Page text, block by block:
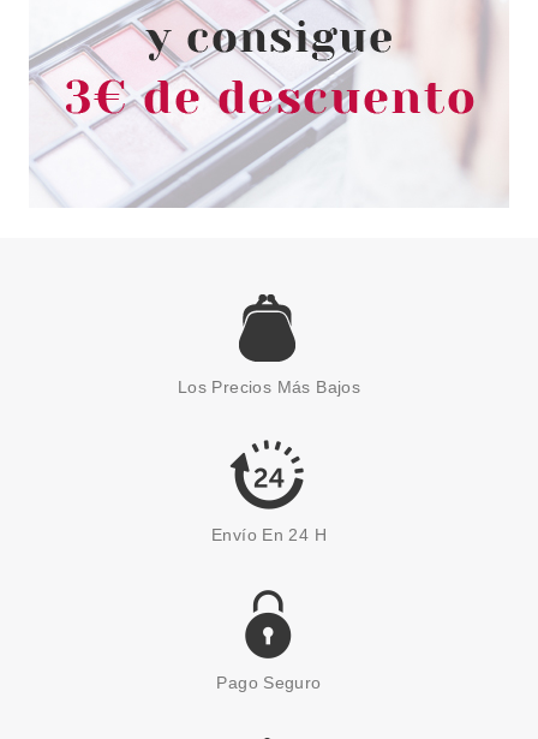
SISLEY
SISLEY SISLEŸA LE TEINT BASE
MAQUILLAJE 0 R VANILLA 30
ML
106.85€
Los Precios Más Bajos
Envío En 24 H
Pago Seguro